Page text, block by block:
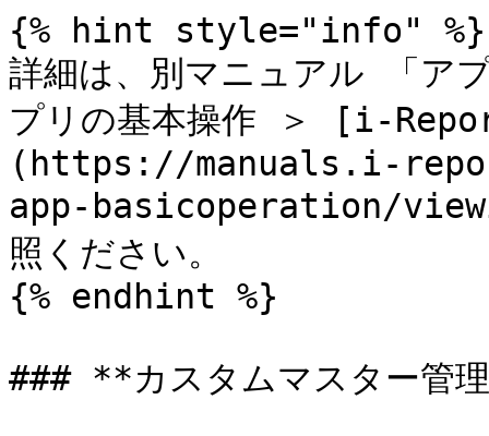
{% hint style="info" %}
詳細は、別マニュアル 「ア
プリの基本操作 ＞ [i-
(https://manuals.i-
app-basicoperation/
照ください。
{% endhint %}
### **カスタムマスター管